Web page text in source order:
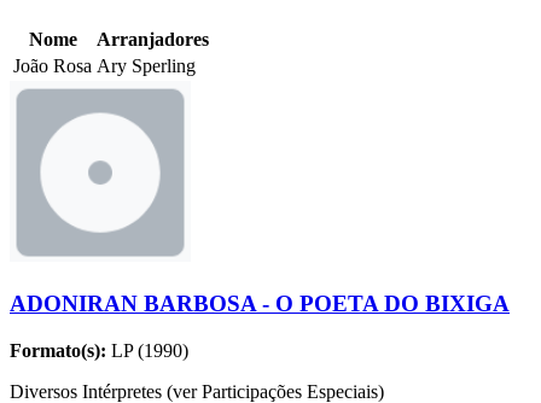
Nome
Arranjadores
João Rosa Ary Sperling
ADONIRAN BARBOSA - O POETA DO BIXIGA
Formato(s): LP (1990)
Diversos Intérpretes (ver Participações Especiais)